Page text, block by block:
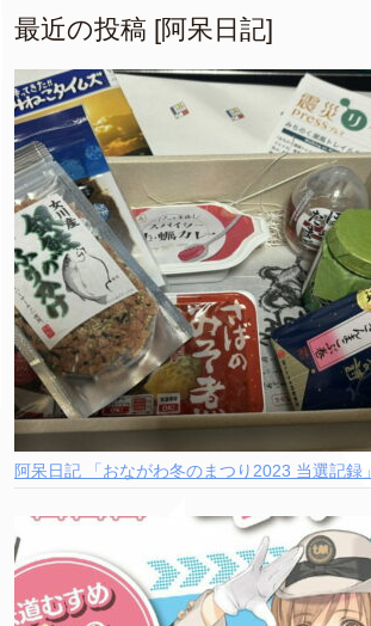
最近の投稿 [阿呆日記]
阿呆日記 「おながわ冬のまつり2023 当選記録」